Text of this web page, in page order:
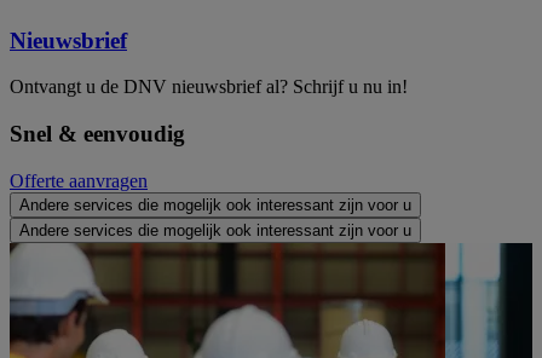
Nieuwsbrief
Ontvangt u de DNV nieuwsbrief al? Schrijf u nu in!
Snel & eenvoudig
Offerte aanvragen
Andere services die mogelijk ook interessant zijn voor u
Andere services die mogelijk ook interessant zijn voor u